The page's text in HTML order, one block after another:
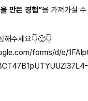
만든 경험”을 가져가실
해주세요👇🙂👇
forms/d/e/